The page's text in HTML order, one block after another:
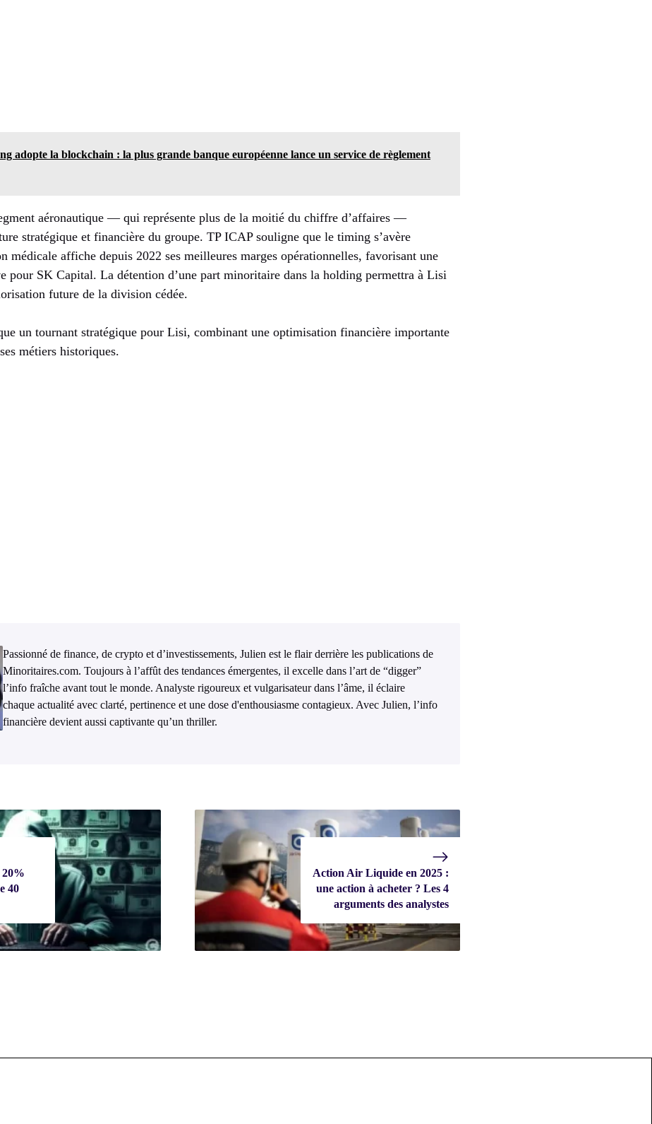
adopte la blockchain : la plus grande banque européenne lance un service de règlement
aéronautique — qui représente plus de la moitié du chiffre d’affaires —
stratégique et financière du groupe. TP ICAP souligne que le timing s’avère
médicale affiche depuis 2022 ses meilleures marges opérationnelles, favorisant une
pour SK Capital. La détention d’une part minoritaire dans la holding permettra à Lisi
future de la division cédée.
un tournant stratégique pour Lisi, combinant une optimisation financière importante
métiers historiques.
Passionné de finance, de crypto et d’investissements, Julien est le flair derrière les publications de
Minoritaires.com. Toujours à l’affût des tendances émergentes, il excelle dans l’art de “digger”
l’info fraîche avant tout le monde. Analyste rigoureux et vulgarisateur dans l’âme, il éclaire
chaque actualité avec clarté, pertinence et une dose d'enthousiasme contagieux. Avec Julien, l’info
financière devient aussi captivante qu’un thriller.
20%
40
Action Air Liquide en 2025 :
une action à acheter ? Les 4
arguments des analystes